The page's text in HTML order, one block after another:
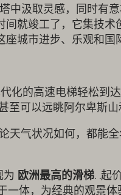
中汲取灵感，同时有
就竣工了，它集技
城市进步、乐观和国
化的高速电梯轻松到
可以远眺阿尔卑斯
天气状况如何，都能
欧洲最高的滑梯. .起
体，为经典的观景